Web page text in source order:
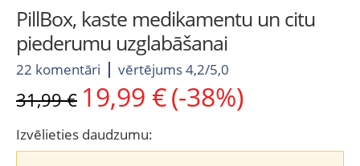
PillBox, kaste medikamentu un citu
piederumu uzglabāšanai
22 komentāri vērtējums 4,2/5,0
31,99€ Original
price
was:
31,99 €.
19,99 € Current
price
19,99 €.
(-38%)
Izvēlieties daudzumu: